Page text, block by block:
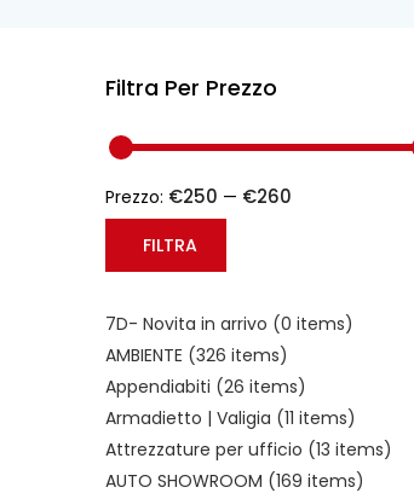
Filtra Per Prezzo
FILTRA
Prezzo: €250 — €260
7D- Novita in arrivo (0 items)
AMBIENTE (326 items)
Appendiabiti (26 items)
Armadietto | Valigia (11 items)
Attrezzature per ufficio (13 items)
AUTO SHOWROOM (169 items)